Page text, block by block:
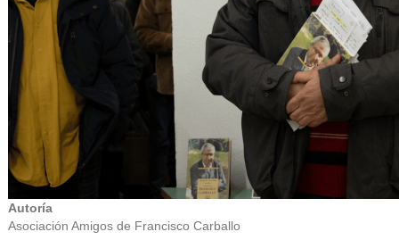
Autoría
Asociación Amigos de Francisco Carballo